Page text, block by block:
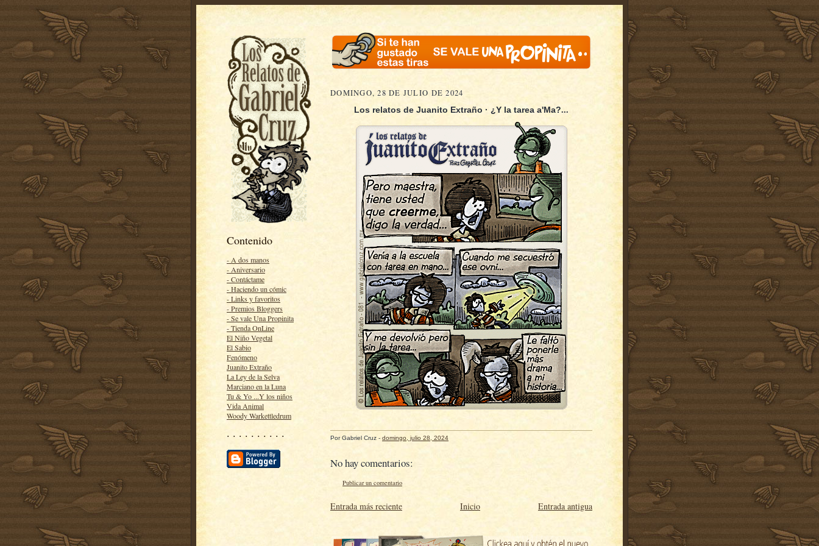
Contenido
- A dos manos
- Aniversario
- Contáctame
- Haciendo un cómic
- Links y favoritos
- Premios Bloggers
- Se vale Una Propinita
- Tienda OnLine
El Niño Vegetal
El Sabio
Fenómeno
Juanito Extraño
La Ley de la Selva
Marciano en la Luna
Tu & Yo ...Y los niños
Vida Animal
Woody Warkettledrum
· · · · · · · · · ·
DOMINGO, 28 DE JULIO DE 2024
Los relatos de Juanito Extraño · ¿Y la tarea a'Ma?...
PorGabriel Cruz - domingo, julio 28, 2024
No hay comentarios:
Publicar un comentario
Entrada más reciente Entrada antigua
Inicio